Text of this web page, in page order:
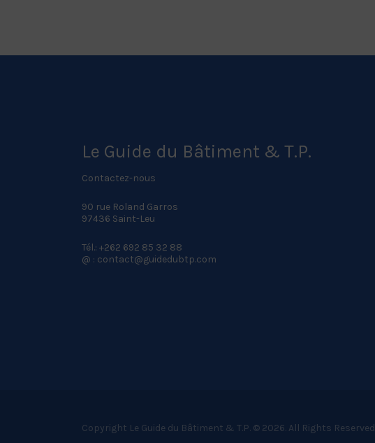
Le Guide du Bâtiment & T.P.
Contactez-nous
90 rue Roland Garros
97436 Saint-Leu
Tél.: +262 692 85 32 88
@ : contact@guidedubtp.com
Copyright Le Guide du Bâtiment & T.P. © 2026. All Rights Reserved